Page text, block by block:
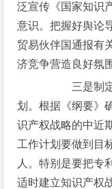
泛宣传《国家知识
意识。把握好舆论
贸易伙伴国通报有
济竞争营造良好氛
三是制定并
划。根据《纲要》
识产权战略的中近
工作计划要做到目
人。特别是要把专
适时建立知识产权